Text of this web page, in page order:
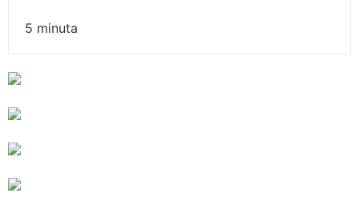
5 minuta